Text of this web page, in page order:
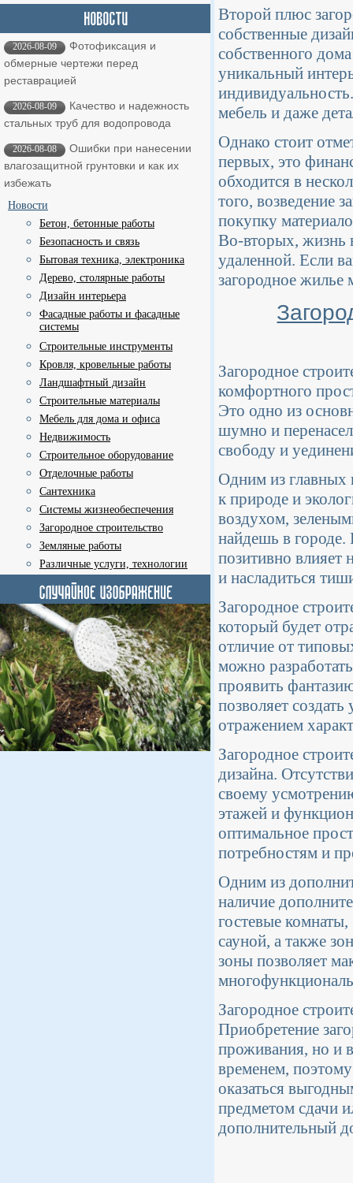
2026-08-09
Фотофиксация и
обмерные чертежи перед
реставрацией
2026-08-09
Качество и надежность
стальных труб для водопровода
2026-08-08
Ошибки при нанесении
влагозащитной грунтовки и как их
избежать
Новости
Бетон, бетонные работы
Безопасность и связь
Бытовая техника, электроника
Дерево, столярные работы
Дизайн интерьера
Фасадные работы и фасадные
системы
Строительные инструменты
Кровля, кровельные работы
Ландшафтный дизайн
Строительные материалы
Мебель для дома и офиса
Недвижимость
Строительное оборудование
Отделочные работы
Сантехника
Системы жизнеобеспечения
Загородное строительство
Земляные работы
Различные услуги, технологии
Второй плюс
собственные
собственного
уникальный
мебель и даже
Однако стоит
первых, это
обходится в
того, возведение
покупку
Во-вторых, жизнь
удаленной. Если
загородное
Загородное
комфортного
Это одно из
шумно и
свободу и
Одним из главных
к природе и
воздухом,
найдешь в городе.
позитивно влияет
и насладиться
Загородное
который будет
отличие от
можно
проявить
позволяет
отражением
Загородное
дизайна.
своему
этажей и
оптимальное
потребностям и
Одним из
наличие
гостевые
сауной, а также
зоны позволяет
Загородное
Приобретение
проживания, но и
временем,
оказаться
предметом сдачи
дополнительный